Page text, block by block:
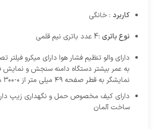
کاربرد : خانگی
نوع باتری :4 عدد باتری نیم قلمی
دارای والو تنظیم فشار هوا دارای میکرو
به عمر بیشتر دستگاه دامنه سنجش و نمایش
نمایشگر به قطر صفحه ۴۹ میلی متر از ۰-۳۰۰ میلی متر جیوه
دارای کیف مخصوص حمل و نگهداری زیپ
ساخت آلمان